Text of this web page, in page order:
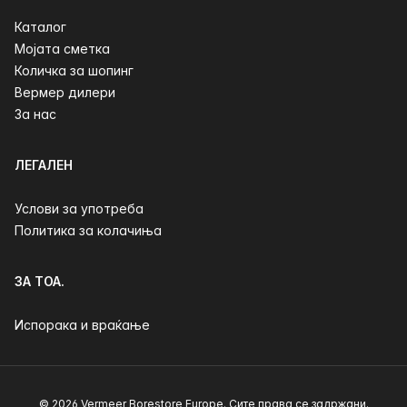
Каталог
Мојата сметка
Количка за шопинг
Вермер дилери
За нас
ЛЕГАЛЕН
Услови за употреба
Политика за колачиња
ЗА ТОА.
Испорака и враќање
© 2026 Vermeer Borestore Europe. Сите права се задржани.